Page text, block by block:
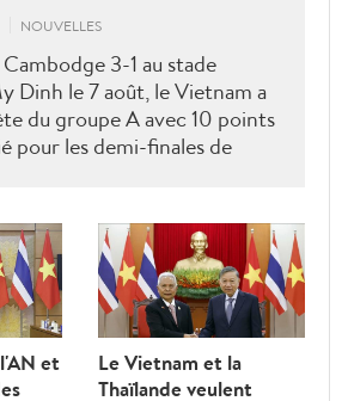
NOUVELLES
3-1 au stade
Dinh le 7 août, le Vietnam a
du groupe A avec 10 points
pour les demi-finales de
et
Le Vietnam et la
Thaïlande veulent